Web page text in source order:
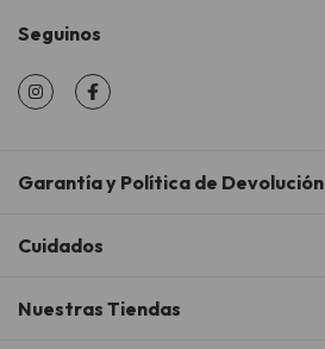
Seguinos
Garantía y Política de Devolución
Cuidados
Nuestras Tiendas